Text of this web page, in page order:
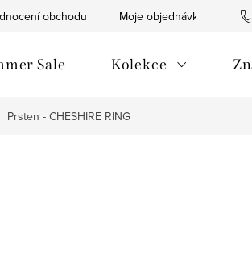
obchodu Moje objednávka
Sale Kolekce
Prsten - CHESHIRE RING